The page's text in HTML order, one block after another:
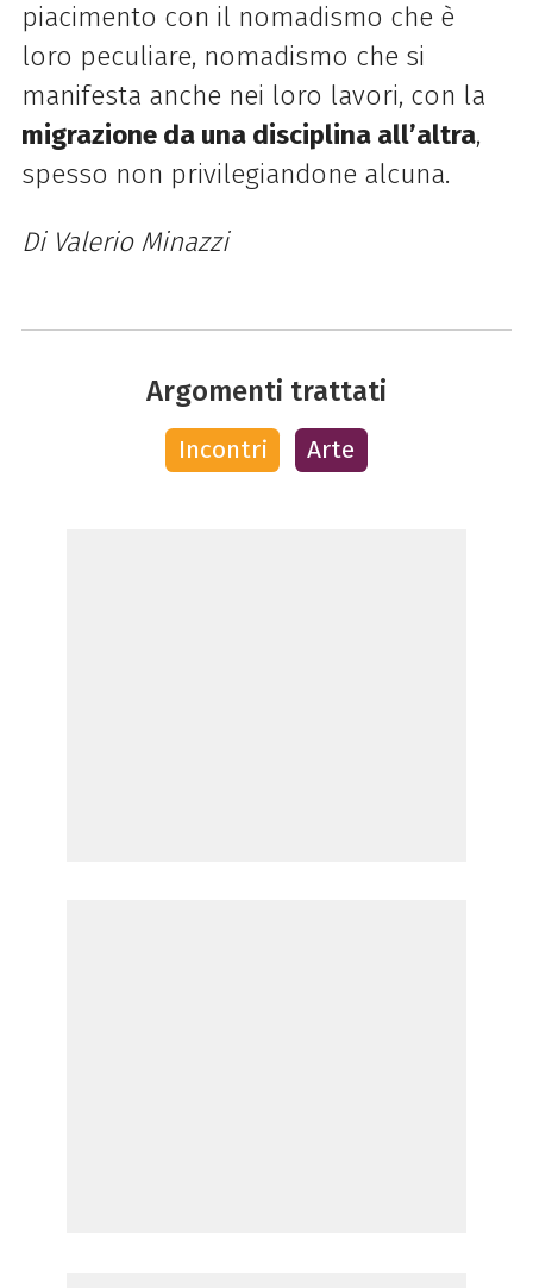
piacimento con il nomadismo che è
loro peculiare, nomadismo che si
manifesta anche nei loro lavori, con la
migrazione da una disciplina all’altra,
spesso non privilegiandone alcuna.
Di Valerio Minazzi
Argomenti trattati
Incontri Arte